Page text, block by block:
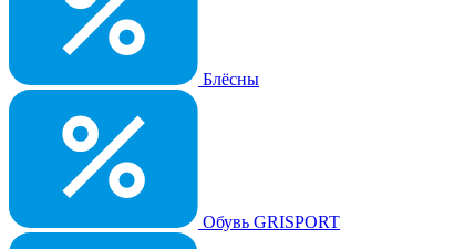
Блёсны
Обувь GRISPORT